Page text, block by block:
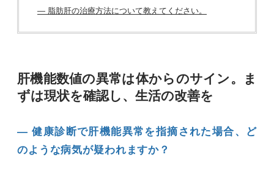
― 脂肪肝の治療方法について教えてください。
肝機能数値の異常は体からのサイン。ま
ずは現状を確認し、生活の改善を
― 健康診断で肝機能異常を指摘された場合、ど
のような病気が疑われますか？